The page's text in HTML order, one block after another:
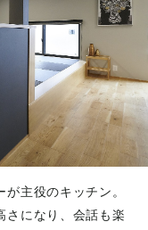
主役のキッチン。
さになり、会話も楽